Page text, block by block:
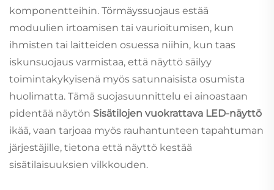
komponentteihin. Törmäyssuojaus estää
moduulien irtoamisen tai vaurioitumisen, kun
ihmisten tai laitteiden osuessa niihin, kun taas
iskunsuojaus varmistaa, että näyttö säilyy
toimintakykyisenä myös satunnaisista osumista
huolimatta. Tämä suojasuunnittelu ei ainoastaan
pidentää näytön Sisätilojen vuokrattava LED-näyttö
ikää, vaan tarjoaa myös rauhantunteen tapahtuman
järjestäjille, tietona että näyttö kestää
sisätilaisuuksien vilkkouden.